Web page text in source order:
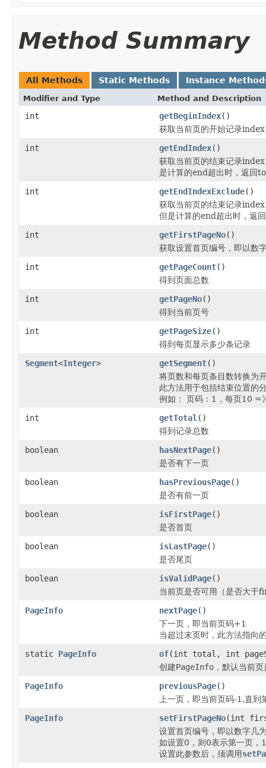
Method Summary
All Methods Static Methods Instance
Modifier and Type Method and Description
int getBeginIndex()
获取当前页的开始记录
int
getEndIndex()
获取当前页的结束记录
是计算的end超出时，返回
int
getEndIndexExclude()
获取当前页的结束记录
但是计算的end超出时，返
int
getFirstPageNo()
获取设置首页编号，即以数
int
getPageCount()
得到页面总数
int
getPageNo()
得到当前页号
int
getPageSize()
得到每页显示多少条记录
Segment<Integer> getSegment()
将页数和每页条目数转换为
此方法用于包括结束位置的
例如： 页码：1，每页10
int
getTotal ()
得到记录总数
boolean
hasNextPage()
是否有下一页
boolean
hasPreviousPage()
是否有前一页
boolean
isFirstPage()
是否首页
boolean
isLastPage()
是否尾页
boolean
isValidPage()
当前页是否可用（是否大
PageInfo
nextPage()
下一页，即当前页码+1
当超过末页时，此方法指向
static PageInfo of(int total, int
创建PageInfo ，默认当前
PageInfo
previousPage()
上一页，即当前页码-1,直到
PageInfo
setFirstPageNo(int
设置首页编号，即以数字几
如设置0，则0表示第一页，
设置此参数后，须调用